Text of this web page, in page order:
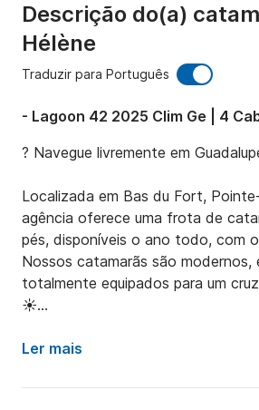
Descrição do(a)
Hélène
Traduzir para Português
- Lagoon 42 2025 Clim Ge | 4
? Navegue livremente em
Localizada em Bas du Fort,
agência oferece uma frota de
pés, disponíveis o ano todo, com
Nossos catamarãs são modernos,
totalmente equipados para um
☀️
? Lagoon 42 – O equilíbrio
Ler mais